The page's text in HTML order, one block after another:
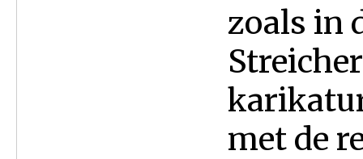
zoals in
met de